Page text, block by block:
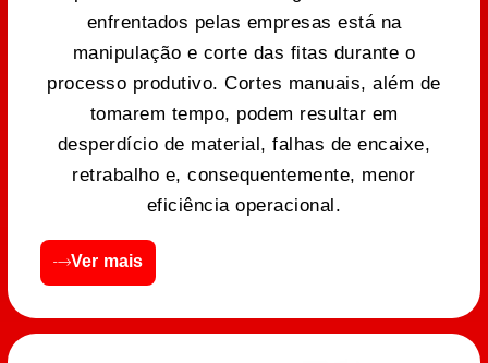
enfrentados pelas empresas está na
manipulação e corte das fitas durante o
processo produtivo. Cortes manuais, além de
tomarem tempo, podem resultar em
desperdício de material, falhas de encaixe,
retrabalho e, consequentemente, menor
eficiência operacional.
Ver mais